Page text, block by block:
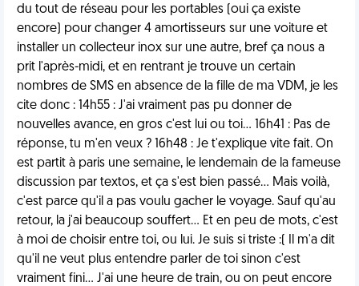
du tout de réseau pour les portables (oui ça existe
encore) pour changer 4 amortisseurs sur une voiture et
installer un collecteur inox sur une autre, bref ça nous a
prit l'après-midi, et en rentrant je trouve un certain
nombres de SMS en absence de la fille de ma VDM, je les
cite donc : 14h55 : J'ai vraiment pas pu donner de
nouvelles avance, en gros c'est lui ou toi... 16h41 : Pas de
réponse, tu m'en veux ? 16h48 : Je t'explique vite fait. On
est partit à paris une semaine, le lendemain de la fameuse
discussion par textos, et ça s'est bien passé... Mais voilà,
c'est parce qu'il a pas voulu gacher le voyage. Sauf qu'au
retour, la j'ai beaucoup souffert... Et en peu de mots, c'est
à moi de choisir entre toi, ou lui. Je suis si triste :( Il m'a dit
qu'il ne veut plus entendre parler de toi sinon c'est
vraiment fini... J'ai une heure de train, ou on peut encore